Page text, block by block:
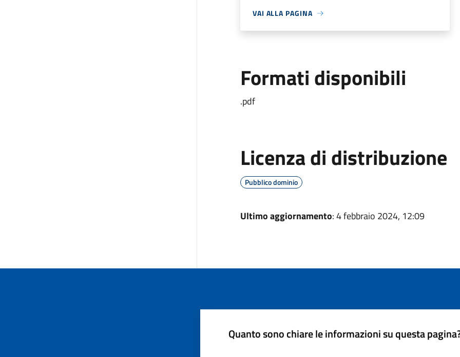
VAI ALLA PAGINA
Formati disponibili
.pdf
Licenza di distribuzione
Pubblico dominio
Ultimo aggiornamento: 4 febbraio 2024, 12:09
Quanto sono chiare le informazioni su questa